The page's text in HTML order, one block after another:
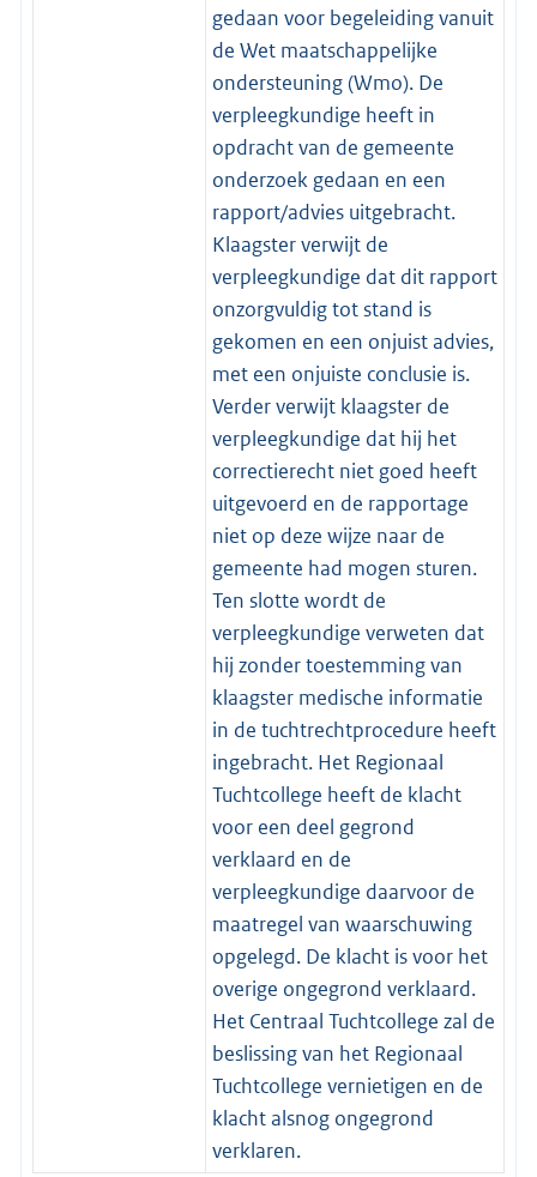
gedaan voor begeleiding vanuit
de Wet maatschappelijke
ondersteuning (Wmo). De
verpleegkundige heeft in
opdracht van de gemeente
onderzoek gedaan en een
rapport/advies uitgebracht.
Klaagster verwijt de
verpleegkundige dat dit rapport
onzorgvuldig tot stand is
gekomen en een onjuist advies,
met een onjuiste conclusie is.
Verder verwijt klaagster de
verpleegkundige dat hij het
correctierecht niet goed heeft
uitgevoerd en de rapportage
niet op deze wijze naar de
gemeente had mogen sturen.
Ten slotte wordt de
verpleegkundige verweten dat
hij zonder toestemming van
klaagster medische informatie
in de tuchtrechtprocedure heeft
ingebracht. Het Regionaal
Tuchtcollege heeft de klacht
voor een deel gegrond
verklaard en de
verpleegkundige daarvoor de
maatregel van waarschuwing
opgelegd. De klacht is voor het
overige ongegrond verklaard.
Het Centraal Tuchtcollege zal de
beslissing van het Regionaal
Tuchtcollege vernietigen en de
klacht alsnog ongegrond
verklaren.